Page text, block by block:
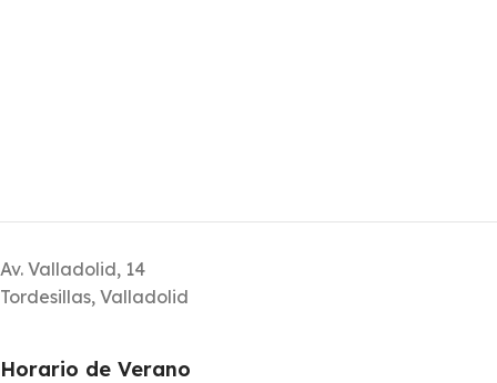
Av. Valladolid, 14
Tordesillas, Valladolid
Horario de Verano